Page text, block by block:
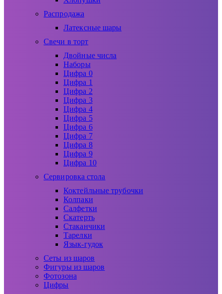
Распродажа
Латексные шары
Свечи в торт
Двойные числа
Наборы
Цифра 0
Цифра 1
Цифра 2
Цифра 3
Цифра 4
Цифра 5
Цифра 6
Цифра 7
Цифра 8
Цифра 9
Цифра 10
Сервировка стола
Коктейльные трубочки
Колпаки
Салфетки
Скатерть
Стаканчики
Тарелки
Язык-гудок
Сеты из шаров
Фигуры из шаров
Фотозона
Цифры